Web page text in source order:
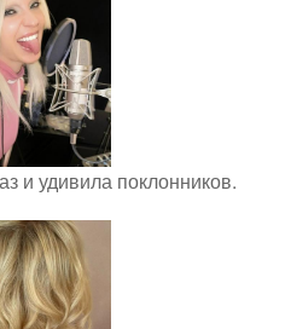
и удивила поклонников.